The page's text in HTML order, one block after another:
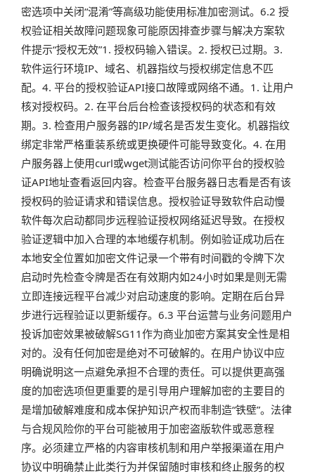
密选项中关闭“混淆”等高级功能使用标准加密测试。6.2 授
权验证相关故障问题现象可能原因排查步骤与解决方案软
件提示“授权无效”1. 授权码输入错误。2. 授权已过期。3.
软件运行环境IP、域名、机器指纹与授权绑定信息不匹
配。4. 平台的授权验证API接口故障或网络不通。1. 让用户
核对授权码。2. 在平台后台检查该授权码的状态和有效
期。3. 检查用户服务器的IP/域名是否发生变化。机器指纹
绑定非常严格重装系统或更换硬件可能导致变化。4. 在用
户服务器上使用curl或wget测试能否访问你平台的授权验
证API地址查看返回内容。检查平台服务器日志看是否有该
授权码的验证请求和错误信息。授权验证导致软件启动慢
软件每次启动都同步远程验证授权网络延迟导致。在授权
验证逻辑中加入合理的本地缓存机制。例如验证成功后在
本地安全位置如加密文件记录一个带有时间戳的令牌下次
启动时先检查令牌是否在有效期内如24小时如果是则无需
立即连接远程平台减少对启动速度的影响。定期在后台异
步进行远程验证以更新缓存。6.3 平台运营与业务问题用户
投诉加密效果被破解SG11作为商业加密方案其安全性是相
对的。没有任何加密是绝对不可破解的。在用户协议中应
明确说明这一点避免承担不合理的责任。可以提供更高强
度的加密选项但更重要的是引导用户理解加密的主要目的
是增加破解难度和成本保护知识产权而非制造“铁壁”。法律
与合规风险你的平台可能被用于加密盗版软件或恶意程
序。必须建立严格的内容审核机制和用户举报渠道在用户
协议中明确禁止此类行为并保留随时审核和终止服务的权